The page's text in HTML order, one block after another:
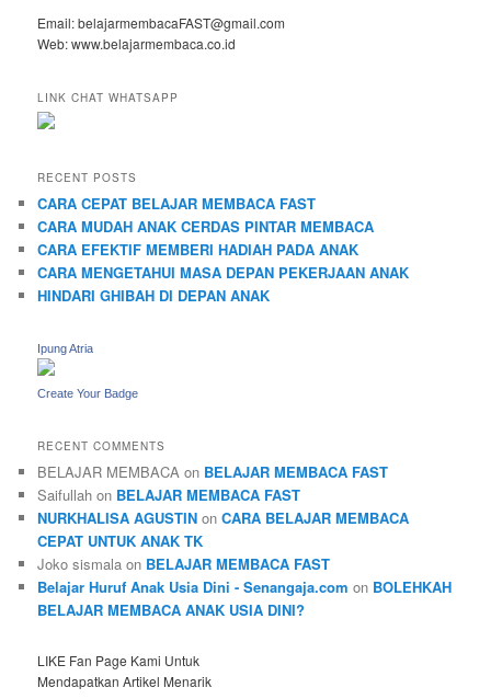
Email: belajarmembacaFAST@gmail.com
Web: www.belajarmembaca.co.id
LINK CHAT WHATSAPP
RECENT POSTS
CARA CEPAT BELAJAR MEMBACA FAST
CARA MUDAH ANAK CERDAS PINTAR MEMBACA
CARA EFEKTIF MEMBERI HADIAH PADA ANAK
CARA MENGETAHUI MASA DEPAN PEKERJAAN ANAK
HINDARI GHIBAH DI DEPAN ANAK
Ipung Atria
Create Your Badge
RECENT COMMENTS
BELAJAR MEMBACA on BELAJAR MEMBACA FAST
Saifullah on BELAJAR MEMBACA FAST
NURKHALISA AGUSTIN onCARA BELAJAR MEMBACA
CEPAT UNTUK ANAK TK
Joko sismala on BELAJAR MEMBACA FAST
Belajar Huruf Anak Usia Dini - Senangaja.com on BOLEHKAH
BELAJAR MEMBACA ANAK USIA DINI?
LIKE Fan Page Kami Untuk
Mendapatkan Artikel Menarik